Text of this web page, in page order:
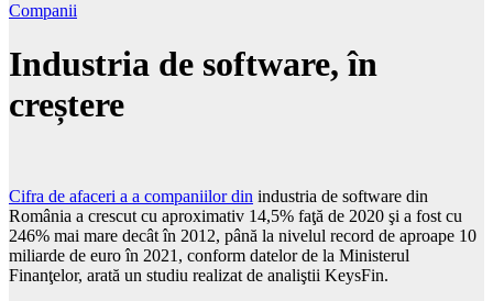
Companii
Industria de software, în
creștere
Cifra de afaceri a a companiilor din industria de software din
România a crescut cu aproximativ 14,5% faţă de 2020 şi a fost cu
246% mai mare decât în 2012, până la nivelul record de aproape 10
miliarde de euro în 2021, conform datelor de la Ministerul
Finanţelor, arată un studiu realizat de analiştii KeysFin.